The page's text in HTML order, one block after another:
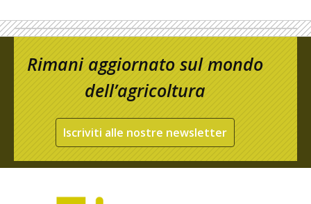
Rimani aggiornato sul mondo
dell’agricoltura
Iscriviti alle nostre newsletter